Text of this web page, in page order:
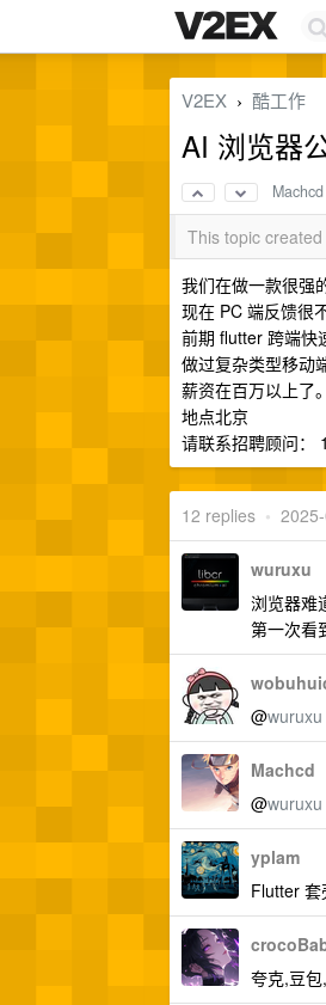
V2EX › 酷工作
AI 浏览器
Machcd
This topic
我们在做一款很强
现在 PC 端反馈很
前期 flutter 跨端快
做过复杂类型移动
薪资在百万以上了。
地点北京
请联系招聘顾问：
12 replies •
wuruxu
浏览器难
第一次看
@wuruxu
Machcd
@wuruxu
yplam
Flutter
夸克,豆